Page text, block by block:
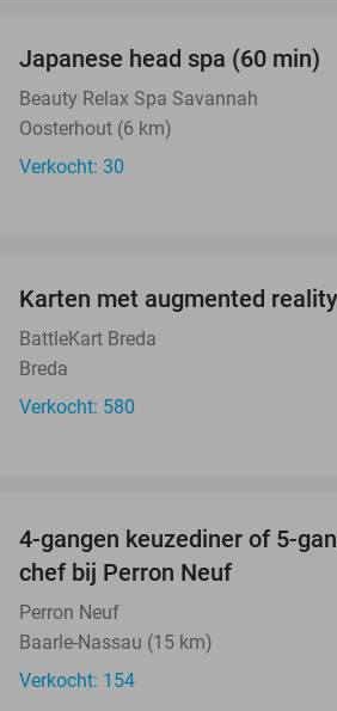
Japanese head spa (60 min)
Beauty Relax Spa Savannah
Oosterhout (6 km)
Verkocht: 30
Karten met augmented
BattleKart Breda
Breda
Verkocht: 580
4-gangen keuzediner of 5-
chef bij Perron Neuf
Perron Neuf
Baarle-Nassau (15 km)
Verkocht: 154